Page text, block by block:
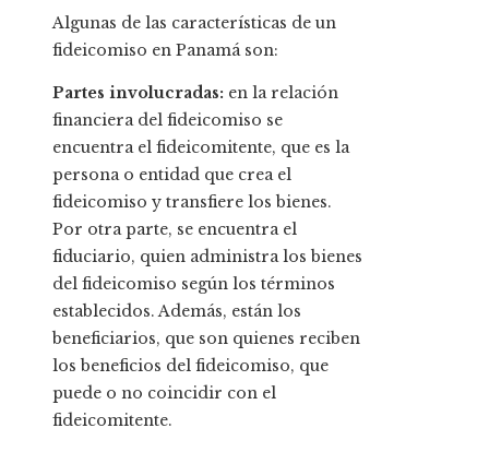
Algunas de las características de un
fideicomiso en Panamá son:
Partes involucradas: en la relación
financiera del fideicomiso se
encuentra el fideicomitente, que es la
persona o entidad que crea el
fideicomiso y transfiere los bienes.
Por otra parte, se encuentra el
fiduciario, quien administra los bienes
del fideicomiso según los términos
establecidos. Además, están los
beneficiarios, que son quienes reciben
los beneficios del fideicomiso, que
puede o no coincidir con el
fideicomitente.